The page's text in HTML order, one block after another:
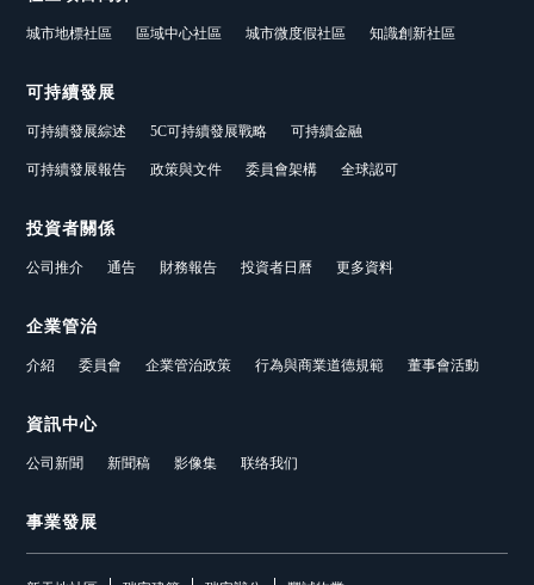
城市地標社區 區域中心社區 城市微度假社區 知識創新社區
可持續發展
可持續發展綜述 5C可持續發展戰略 可持續金融
可持續發展報告 政策與文件 委員會架構 全球認可
投資者關係
公司推介 通告 財務報告 投資者日曆 更多資料
企業管治
介紹 委員會 企業管治政策 行為與商業道德規範 董事會活動
資訊中心
公司新聞 新聞稿 影像集 联络我们
事業發展